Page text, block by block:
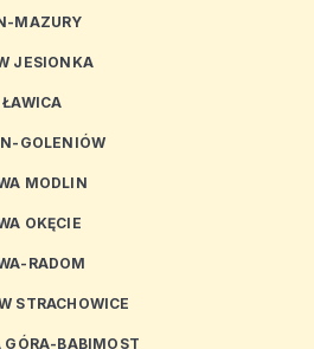
MAZURY
JESIONKA
GOLENIÓW
MODLIN
OKĘCIE
RADOM
STRACHOWICE
BABIMOST